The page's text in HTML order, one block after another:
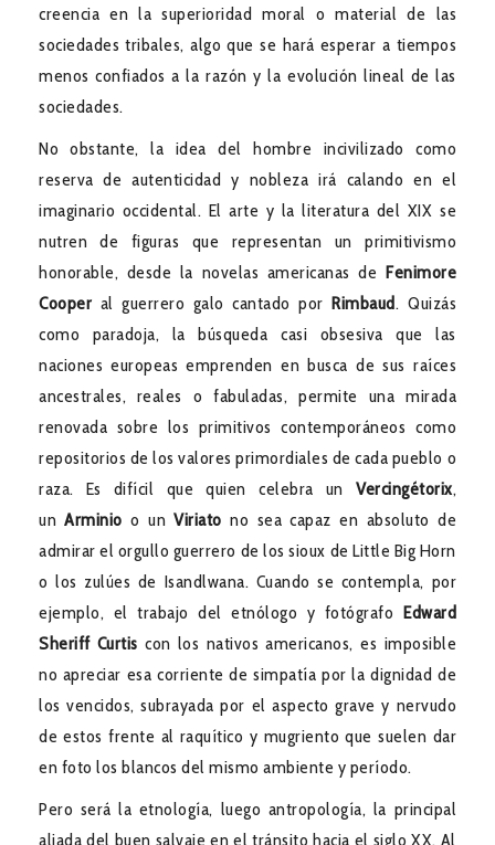
creencia en la superioridad moral o material de las
sociedades tribales, algo que se hará esperar a tiempos
menos confiados a la razón y la evolución lineal de las
sociedades.
No obstante, la idea del hombre incivilizado como
reserva de autenticidad y nobleza irá calando en el
imaginario occidental. El arte y la literatura del XIX se
nutren de figuras que representan un primitivismo
honorable, desde la novelas americanas de Fenimore
Cooper al guerrero galo cantado por Rimbaud. Quizás
como paradoja, la búsqueda casi obsesiva que las
naciones europeas emprenden en busca de sus raíces
ancestrales, reales o fabuladas, permite una mirada
renovada sobre los primitivos contemporáneos como
repositorios de los valores primordiales de cada pueblo o
raza. Es difícil que quien celebra un Vercingétorix,
unArminio o unViriato no sea capaz en absoluto de
admirar el orgullo guerrero de los sioux de Little Big Horn
o los zulúes de Isandlwana. Cuando se contempla, por
ejemplo, el trabajo del etnólogo y fotógrafo Edward
Sheriff Curtis con los nativos americanos, es imposible
no apreciar esa corriente de simpatía por la dignidad de
los vencidos, subrayada por el aspecto grave y nervudo
de estos frente al raquítico y mugriento que suelen dar
en foto los blancos del mismo ambiente y período.
Pero será la etnología, luego antropología, la principal
aliada del buen salvaje en el tránsito hacia el siglo XX. Al